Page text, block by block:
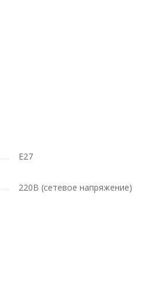
E27
220В (сетевое напряжение)